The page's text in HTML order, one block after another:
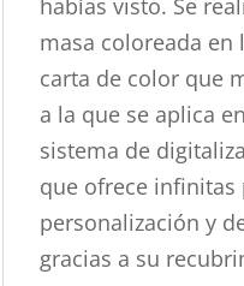
habías visto. Se
masa coloreada en
carta de color que
a la que se aplica
sistema de
que ofrece
personalización y
gracias a su